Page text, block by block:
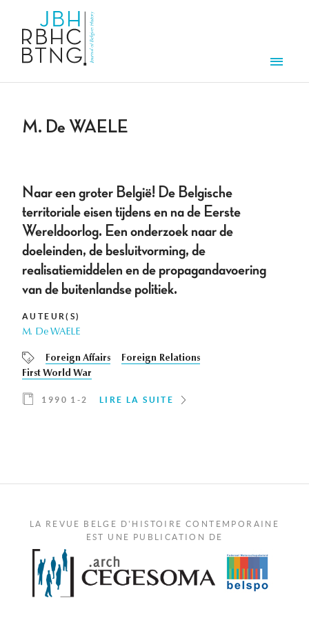
M. De WAELE
Naar een groter België! De Belgische
territoriale eisen tijdens en na de Eerste
Wereldoorlog. Een onderzoek naar de
doeleinden, de besluitvorming, de
realisatiemiddelen en de propagandavoering
van de buitenlandse politiek.
AUTEUR(S)
M. De WAELE
Foreign Affairs
Foreign Relations
First World War
1990 1-2 LIRE LA SUITE
LA REVUE BELGE D'HISTOIRE CONTEMPORAINE
EST UNE PUBLICATION DE